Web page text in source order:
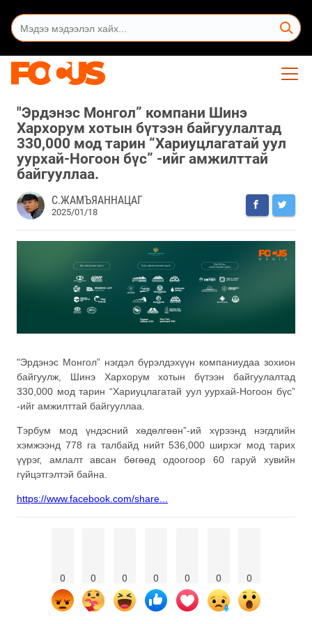
"Эрдэнэс Монгол” компани Шинэ
Хархорум хотын бүтээн байгуулалтад
330,000 мод тарин “Хариуцлагатай уул
уурхай-Ногоон бүс” -ийг амжилттай
байгууллаа.
С.ЖАМЪЯАННАЦАГ
2025/01/18
"Эрдэнэс Монгол” нэгдэл бүрэлдэхүүн компаниудаа зохион
байгуулж, Шинэ Хархорум хотын бүтээн байгуулалтад
330,000 мод тарин “Хариуцлагатай уул уурхай-Ногоон бүс”
-ийг амжилттай байгууллаа.
Тэрбум мод үндэсний хөдөлгөөн”-ий хүрээнд нэгдлийн
хэмжээнд 778 га талбайд нийт 536,000 ширхэг мод тарих
үүрэг, амлалт авсан бөгөөд одоогоор 60 гаруй хувийн
гүйцэтгэлтэй байна.
https://www.facebook.com/share...
0 0 0 0 0 0 0